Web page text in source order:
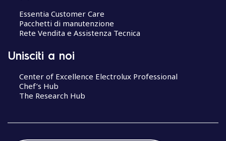
Essentia Customer Care
Pacchetti di manutenzione
Rete Vendita e Assistenza Tecnica
Unisciti a noi
Center of Excellence Electrolux Professional
Chef’s Hub
The Research Hub